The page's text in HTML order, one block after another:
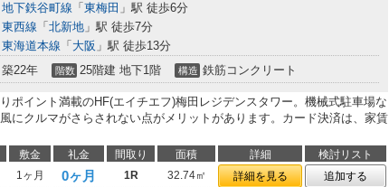
地下鉄谷町線 「 東梅田 」駅 徒歩6分
東西線 「 北新地 」駅 徒歩7分
東海道本線 「 大阪 」駅 徒歩13分
築22年 階数 25階建 地下1階 構造 鉄筋コンクリート
ポイント満載のHF(エイチエフ)梅田レジデンスタワー。機械式駐車場な
にクルマがさらされない点がメリットがあります。カード決済は、家賃
敷金 礼金 間取り 面積 詳細
検討リスト
1ヶ月 0ヶ月 1R 32.74㎡ 詳細を見る 追加する